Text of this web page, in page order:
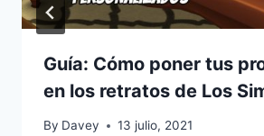
Guía: Cómo poner tus
en los retratos de Los
By Davey 13 julio, 2021